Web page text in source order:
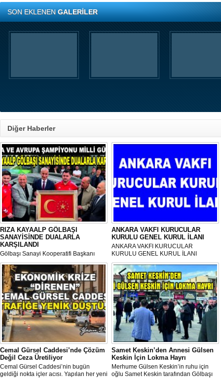
SON EKLENENGALERİLER
Diğer Haberler
RIZA KAYAALP GÖLBAŞI
SANAYİSİNDE DUALARLA
KARŞILANDI
Gölbaşı Sanayi Kooperatifi Başkanı
Mehmet Aktay öncülüğünde, sanayi
esnafı adına düzenlenen anlamlı anma
programı Sanayi Camii’nde yoğun
katılımla gerçekleştirildi.
ANKARA VAKFI KURUCULAR
KURULU GENEL KURUL İLANI
ANKARA VAKFI KURUCULAR
KURULU GENEL KURUL İLANI
Cemal Gürsel Caddesi’nde Çözüm
Değil Ceza Üretiliyor
Cemal Gürsel Caddesi’nin bugün
geldiği nokta içler acısı. Yapılan her yeni
Samet Keskin’den Annesi Gülsen
Keskin İçin Lokma Hayrı
Merhume Gülsen Keskin’in ruhu için
oğlu Samet Keskin tarafından Gölbaşı